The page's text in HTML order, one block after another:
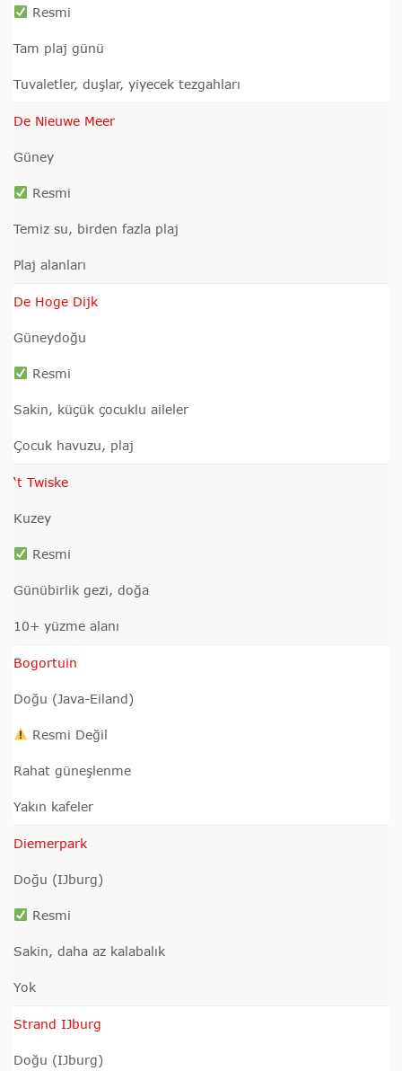
Resmi
Tam plaj günü
Tuvaletler, duşlar, yiyecek tezgahları
De Nieuwe Meer
Güney
Resmi
Temiz su, birden fazla plaj
Plaj alanları
De Hoge Dijk
Güneydoğu
Resmi
Sakin, küçük çocuklu aileler
Çocuk havuzu, plaj
‘t Twiske
Kuzey
Resmi
Günübirlik gezi, doğa
10+ yüzme alanı
Bogortuin
Doğu (Java-Eiland)
Resmi Değil
Rahat güneşlenme
Yakın kafeler
Diemerpark
Doğu (IJburg)
Resmi
Sakin, daha az kalabalık
Yok
Strand IJburg
Doğu (IJburg)